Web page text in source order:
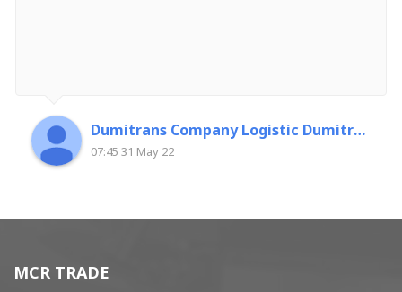
Dumitrans Company Logistic Dumitrascu Florin
07:45 31 May 22
MCR TRADE